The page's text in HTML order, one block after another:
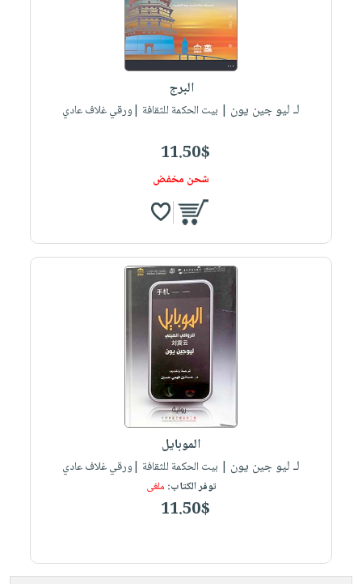
البرج
لـ ليو جين يون | بيت الحكمة للثقافة |ورقي غلاف عادي
11.50$
شحن مخفض
الموبايل
لـ ليو جين يون | بيت الحكمة للثقافة |ورقي غلاف عادي
توفر الكتاب: ملغى
11.50$